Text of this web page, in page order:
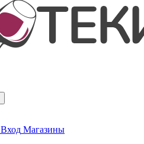
Вход Магазины